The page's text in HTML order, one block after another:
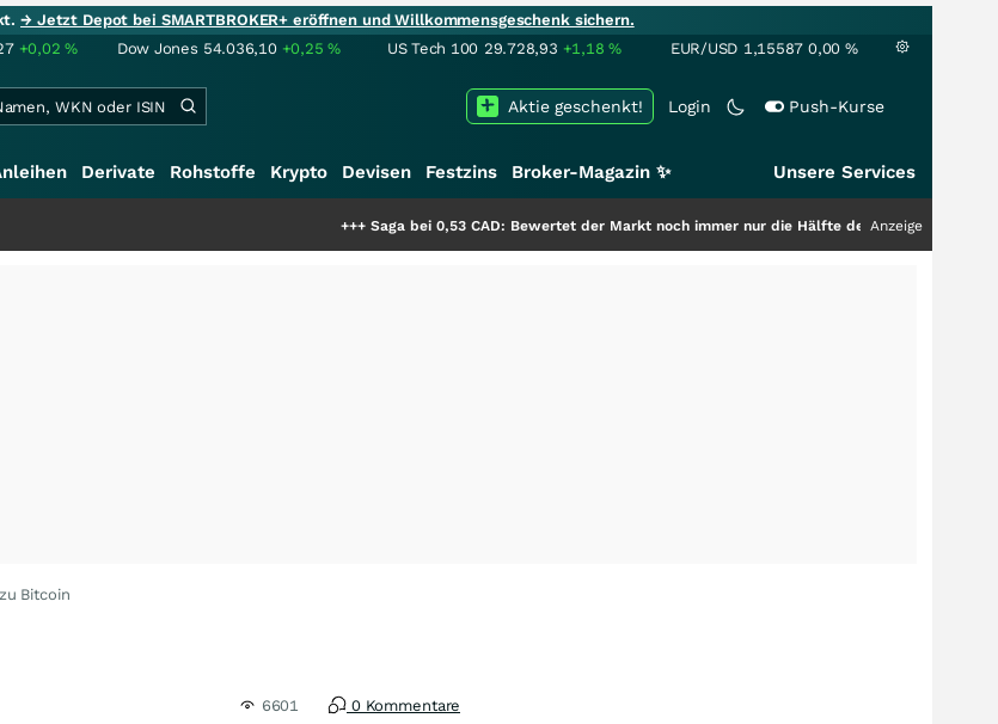
→ Jetzt Depot bei SMARTBROKER+ eröffnen und Willkommensgeschenk sichern.
+0,02% Dow Jones 54.036,10 +0,25% US Tech 100 29.728,93 +1,18% EUR/USD 1,15587 0,00 %
Login Push-Kurse
Aktie geschenkt!
Derivate Rohstoffe Krypto Devisen Festzins Broker-Magazin ✨ Unsere Services
Saga bei 0,53 CAD: Bewertet der Markt noch immer nur die Hälfte der Story?+++ Anzeige
Bitcoin
6601 0 Kommentare